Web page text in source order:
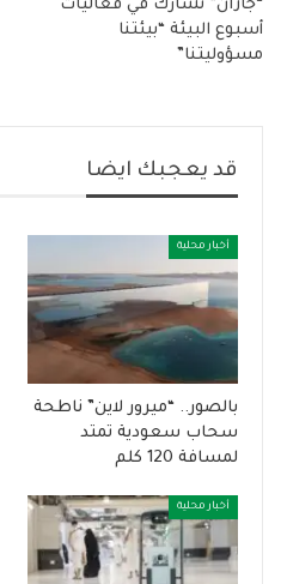
“جازان” تشارك في فعاليات
أسبوع البيئة “بيئتنا
مسؤوليتنا”
قد يعجبك ايضا
أخبار محلية
بالصور.. “ميرور لاين” ناطحة
سحاب سعودية تمتد
لمسافة 120 كلم
أخبار محلية